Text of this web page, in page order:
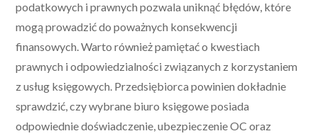
podatkowych i prawnych pozwala uniknąć błędów, które
mogą prowadzić do poważnych konsekwencji
finansowych. Warto również pamiętać o kwestiach
prawnych i odpowiedzialności związanych z korzystaniem
z usług księgowych. Przedsiębiorca powinien dokładnie
sprawdzić, czy wybrane biuro księgowe posiada
odpowiednie doświadczenie, ubezpieczenie OC oraz